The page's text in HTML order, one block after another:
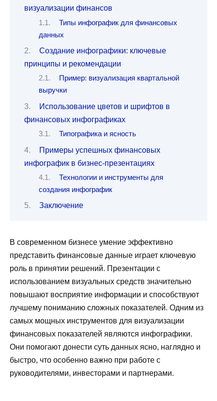
визуализации финансов
Типы инфографик для финансовых
данных
Создание инфографики: ключевые
принципы и рекомендации
Пример: визуализация квартальной
выручки
Использование цветов и шрифтов в
финансовых инфографиках
Типографика и ясность
Примеры успешных финансовых
инфографик в бизнес-презентациях
Технологии и инструменты для
создания инфографик
Заключение
В современном бизнесе умение эффективно
представить финансовые данные играет ключевую
роль в принятии решений. Презентации с
использованием визуальных средств значительно
повышают восприятие информации и способствуют
лучшему пониманию сложных показателей. Одним из
самых мощных инструментов для визуализации
финансовых показателей являются инфографики.
Они помогают донести суть данных ясно, наглядно и
быстро, что особенно важно при работе с
руководителями, инвесторами и партнерами.